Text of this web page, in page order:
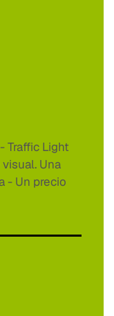
Traffic Light
Una
- Un precio